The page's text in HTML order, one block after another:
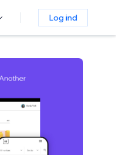
Log ind